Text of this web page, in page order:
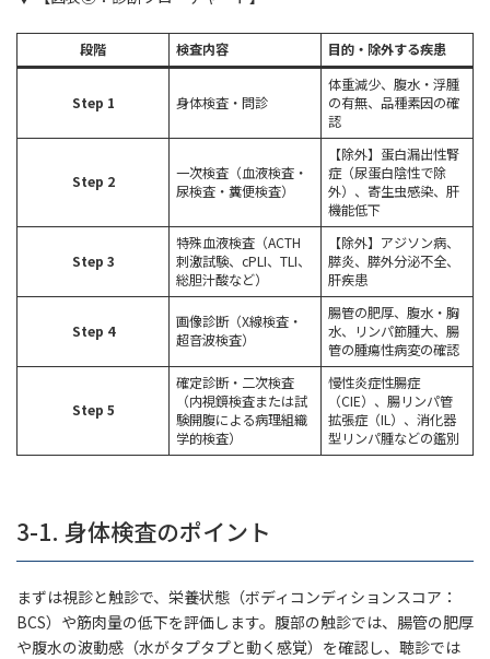
段階 検査内容 目的・除外する疾患
Step 1 身体検査・問診
体重減少、腹水・浮腫
の有無、品種素因の確
認
Step 2
一次検査（血液検査・
尿検査・糞便検査）
【除外】蛋白漏出性腎
症（尿蛋白陰性で除
外）、寄生虫感染、肝
機能低下
Step 3
特殊血液検査（ACTH
刺激試験、cPLI、TLI、
総胆汁酸など）
【除外】アジソン病、
膵炎、膵外分泌不全、
肝疾患
Step 4
画像診断（X線検査・
超音波検査）
腸管の肥厚、腹水・胸
水、リンパ節腫大、腸
管の腫瘍性病変の確認
Step 5
確定診断・二次検査
（内視鏡検査または試
験開腹による病理組織
学的検査）
慢性炎症性腸症
（CIE）、腸リンパ管
拡張症（IL）、消化器
型リンパ腫などの鑑別
3-1. 身体検査のポイント
まずは視診と触診で、栄養状態（ボディコンディションスコア：
BCS）や筋肉量の低下を評価します。腹部の触診では、腸管の肥厚
や腹水の波動感（水がタプタプと動く感覚）を確認し、聴診では